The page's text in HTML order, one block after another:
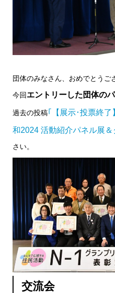
団体のみなさん、おめでとうご
今回エントリーした団体の
過去の投稿｢【展示･投票終
和2024 活動紹介パネル展＆
さい。
交流会